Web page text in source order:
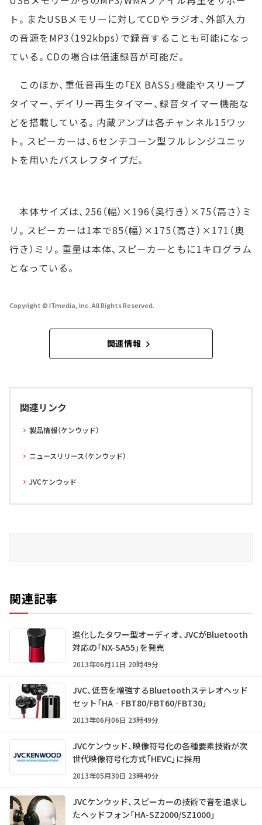
ト。またUSBメモリーに対してCDやラジオ、外部入力
の音源をMP3（192kbps）で録音することも可能になっ
ている。CDの場合は倍速録音が可能だ。
このほか、重低音再生の「EX BASS」機能やスリープ
タイマー、デイリー再生タイマー、録音タイマー機能な
どを搭載している。内蔵アンプは各チャンネル15ワッ
ト。スピーカーは、6センチコーン型フルレンジユニッ
トを用いたバスレフタイプだ。
本体サイズは、256（幅）×196（奥行き）×75（高さ）ミ
リ。スピーカーは1本で85（幅）×175（高さ）×171（奥
行き）ミリ。重量は本体、スピーカーともに1キログラム
となっている。
Copyright © ITmedia, Inc. All Rights Reserved.
関連情報
関連リンク
製品情報（ケンウッド）
ニュースリリース（ケンウッド）
JVCケンウッド
関連記事
進化したタワー型オーディオ、JVCがBluetooth
対応の「NX-SA55」を発売
2013年06月11日 20時49分
JVC、低音を増強するBluetoothステレオヘッド
セット「HA‐FBT80/FBT60/FBT30」
2013年06月06日 23時49分
JVCケンウッド、映像符号化の各種要素技術が次
世代映像符号化方式「HEVC」に採用
2013年05月30日 23時49分
JVCケンウッド、スピーカーの技術で音を追求し
たヘッドフォン「HA-SZ2000/SZ1000」